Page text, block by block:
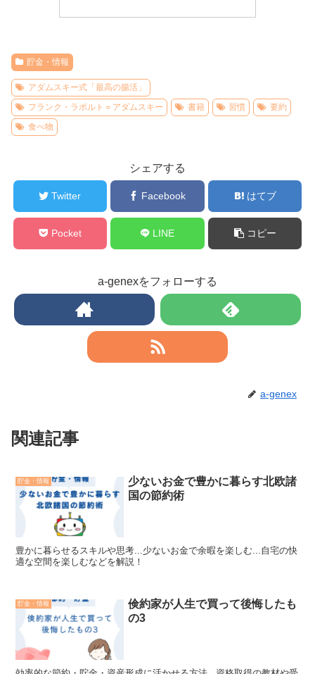
貯金・情報
アダムスキー式「最高の腸活」
フランク・ラポルト＝アダムスキー
書籍 習慣
要約
食べ物
シェアする
Twitter Facebook はてブ
Pocket LINE コピー
a-genexをフォローする
a-genex
関連記事
貯金・情報
少ないお金で豊かに暮らす北欧諸
国の節約術
豊かに暮らせるスキルや思考...少ないお金で余暇を楽しむ...自宅の快
適な空間を楽しむなどを解説！
貯金・情報
倹約家が人生で買って後悔したも
の3